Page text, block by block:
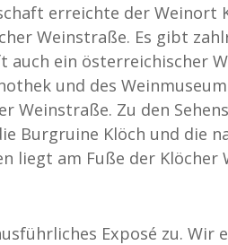
erreichte der Weinort
Weinstraße. Es gibt
ein österreichischer
und des
Weinstraße. Zu den
Burgruine Klöch und die
liegt am Fuße der Klöcher
Exposé zu. Wir